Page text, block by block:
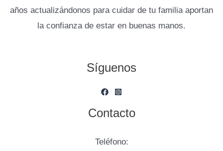
años actualizándonos para cuidar de tu familia aportan
la confianza de estar en buenas manos.
Síguenos
Contacto
Teléfono: